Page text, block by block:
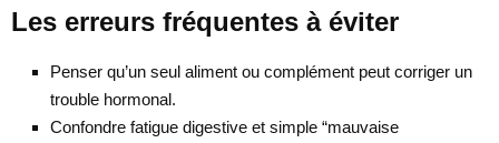
Les erreurs fréquentes à éviter
Penser qu’un seul aliment ou complément peut corriger un
trouble hormonal.
Confondre fatigue digestive et simple “mauvaise